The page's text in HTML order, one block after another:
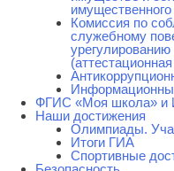
имущественного
Комиссия по
служебному
ФГИС «Моя школа»
Наши достижения
Олимпиады.
Итоги ГИА
Спортивные